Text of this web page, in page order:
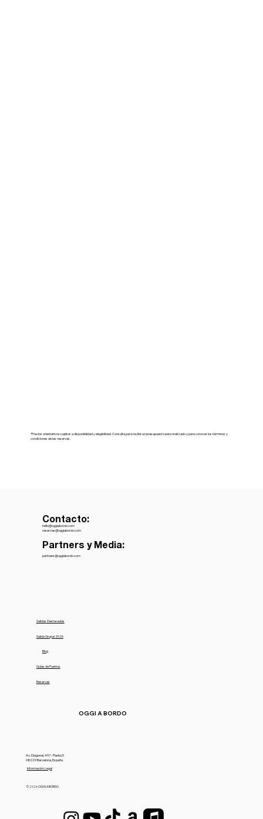
*Precios orientativos sujetos a disponibilidad y elegibilidad. Consulta para recibir un presupuesto personalizado y para conocer los términos y
condiciones de las reservas.
OGGI A BORDO
Av. Diagonal, 497 - Planta 5
08029 Barcelona, España
Información Legal
© 2026 OGGI A BORDO
Salidas Destacadas
Salida Grupal 2026
Guías de Puertos
Blog
Reservas
Contacto:
hello@oggiabordo.com
reservas@oggiabordo.com
Partners y Media:
partners@oggiabordo.com